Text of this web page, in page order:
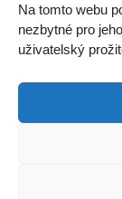
Na tomto webu
nezbytné pro
uživatelský A